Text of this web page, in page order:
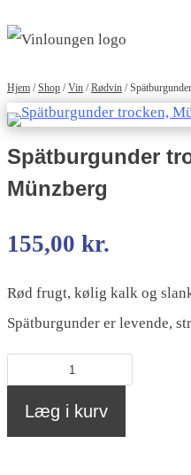
Hjem /Shop /Vin /Rødvin /
Spätburgunder
Münzberg
155,00 kr.
Rød frugt, kølig kalk og
Spätburgunder er levende,
Spätburgunder
Læg i kurv